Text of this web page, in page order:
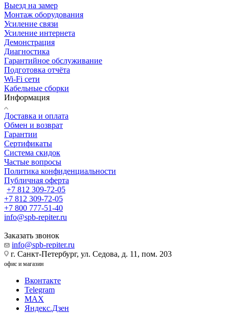
Выезд на замер
Монтаж оборудования
Усиление связи
Усиление интернета
Демонстрация
Диагностика
Гарантийное обслуживание
Подготовка отчёта
Wi-Fi сети
Кабельные сборки
Информация
Доставка и оплата
Обмен и возврат
Гарантии
Сертификаты
Система скидок
Частые вопросы
Политика конфиденциальности
Публичная оферта
+7 812 309-72-05
+7 812 309-72-05
+7 800 777-51-40
info@spb-repiter.ru
Заказать звонок
info@spb-repiter.ru
г. Санкт-Петербург, ул. Седова, д. 11, пом. 203
офис и магазин
Вконтакте
Telegram
MAX
Яндекс.Дзен